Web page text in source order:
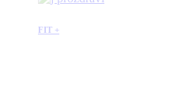
FIT +